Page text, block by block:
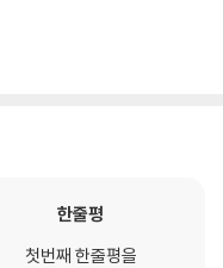
한줄평
첫번째 한줄평을